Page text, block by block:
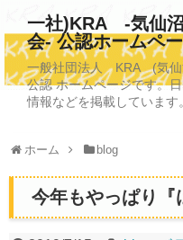
一社)KRA -気仙
会- 公認ホームペ
一般社団法人 KRA (気仙
公認 ホームページです。
情報などを掲載しています。
ホーム blog
今年もやっぱり『
TOPページ
KRAについて
写真救済事業